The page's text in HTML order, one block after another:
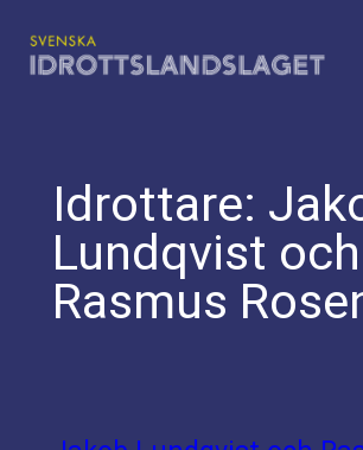
till
Idrottare:
Lundqvist och
Rasmus